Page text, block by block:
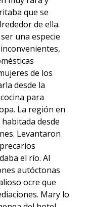
que se
de ella.
una especie
de los
desde la
para
La región en
desde
Levantaron
el río. Al
autóctonas
ocre que
Mary lo